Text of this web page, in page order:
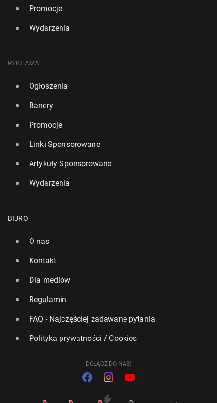
Promocje
Wydarzenia
REKLAMA
Ogłoszenia
Banery
Promocje
Linki Sponsorowane
Artykuły Sponsorowane
Wydarzenia
BIURO
O nas
Kontakt
Dla mediów
Regulamin
FAQ - Najczęściej zadawane pytania
Polityka prywatności / Cookies
DOŁĄCZ DO NAS: